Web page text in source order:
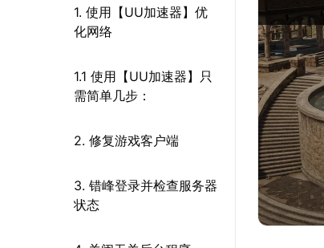
1. 使用【UU加速器】优
化网络
1.1 使用【UU加速器】只
需简单几步：
2. 修复游戏客户端
3. 错峰登录并检查服务器
状态